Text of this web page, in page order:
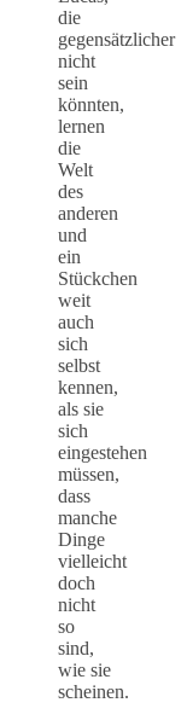
die
gegensätzlicher
nicht
sein
könnten,
lernen
die
Welt
des
anderen
und
ein
Stückchen
weit
auch
sich
selbst
kennen,
als sie
sich
eingestehen
müssen,
dass
manche
Dinge
vielleicht
doch
nicht
so
sind,
wie sie
scheinen.